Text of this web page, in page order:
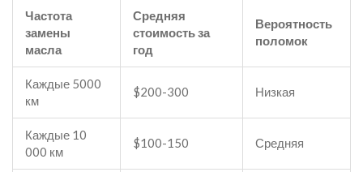
Частота
замены
масла
Средняя
стоимость за
год
Вероятность
поломок
Каждые 5000
км
$200-300 Низкая
Каждые 10
000 км
$100-150 Средняя